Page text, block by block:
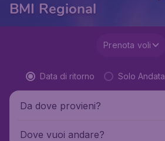
BMI Regional
Prenota voli
Data di ritorno Solo Andata
Da dove provieni?
Dove vuoi andare?